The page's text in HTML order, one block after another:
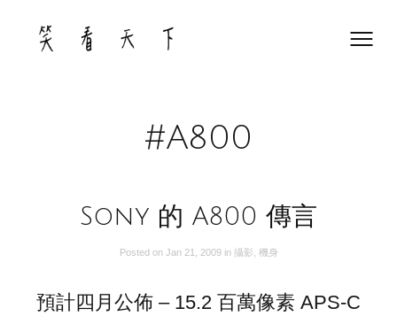
content
#A800
Sony 的 A800 傳言
Posted on Jan 21, 2009 in 攝影 機身
預計四月公佈 – 15.2 百萬像素 APS-C